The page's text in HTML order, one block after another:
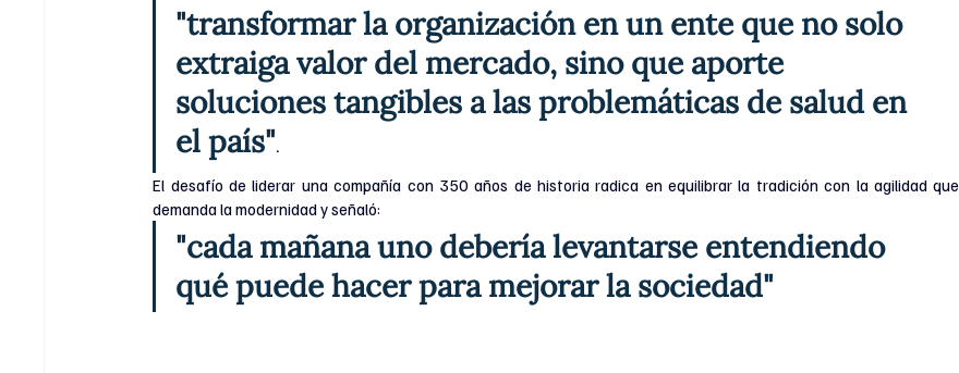
"transformar la organización en un ente que no solo
extraiga valor del mercado, sino que aporte
soluciones tangibles a las problemáticas de salud en
el país".
El desafío de liderar una compañía con 350 años de historia radica en equilibrar la tradición con la agilidad que
demanda la modernidad y señaló:
"cada mañana uno debería levantarse entendiendo
qué puede hacer para mejorar la sociedad"